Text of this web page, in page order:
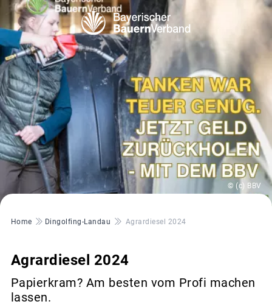
© (c) BBV
Pfadnavigation
Home Dingolfing-Landau Agrardiesel 2024
Agrardiesel 2024
Papierkram? Am besten vom Profi machen
lassen.